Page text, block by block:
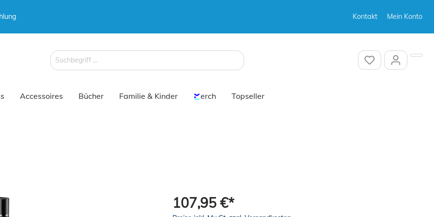
Kontakt Mein Konto
Accessoires Bücher Familie & Kinder erch Topseller
107,95 €*
Schirme